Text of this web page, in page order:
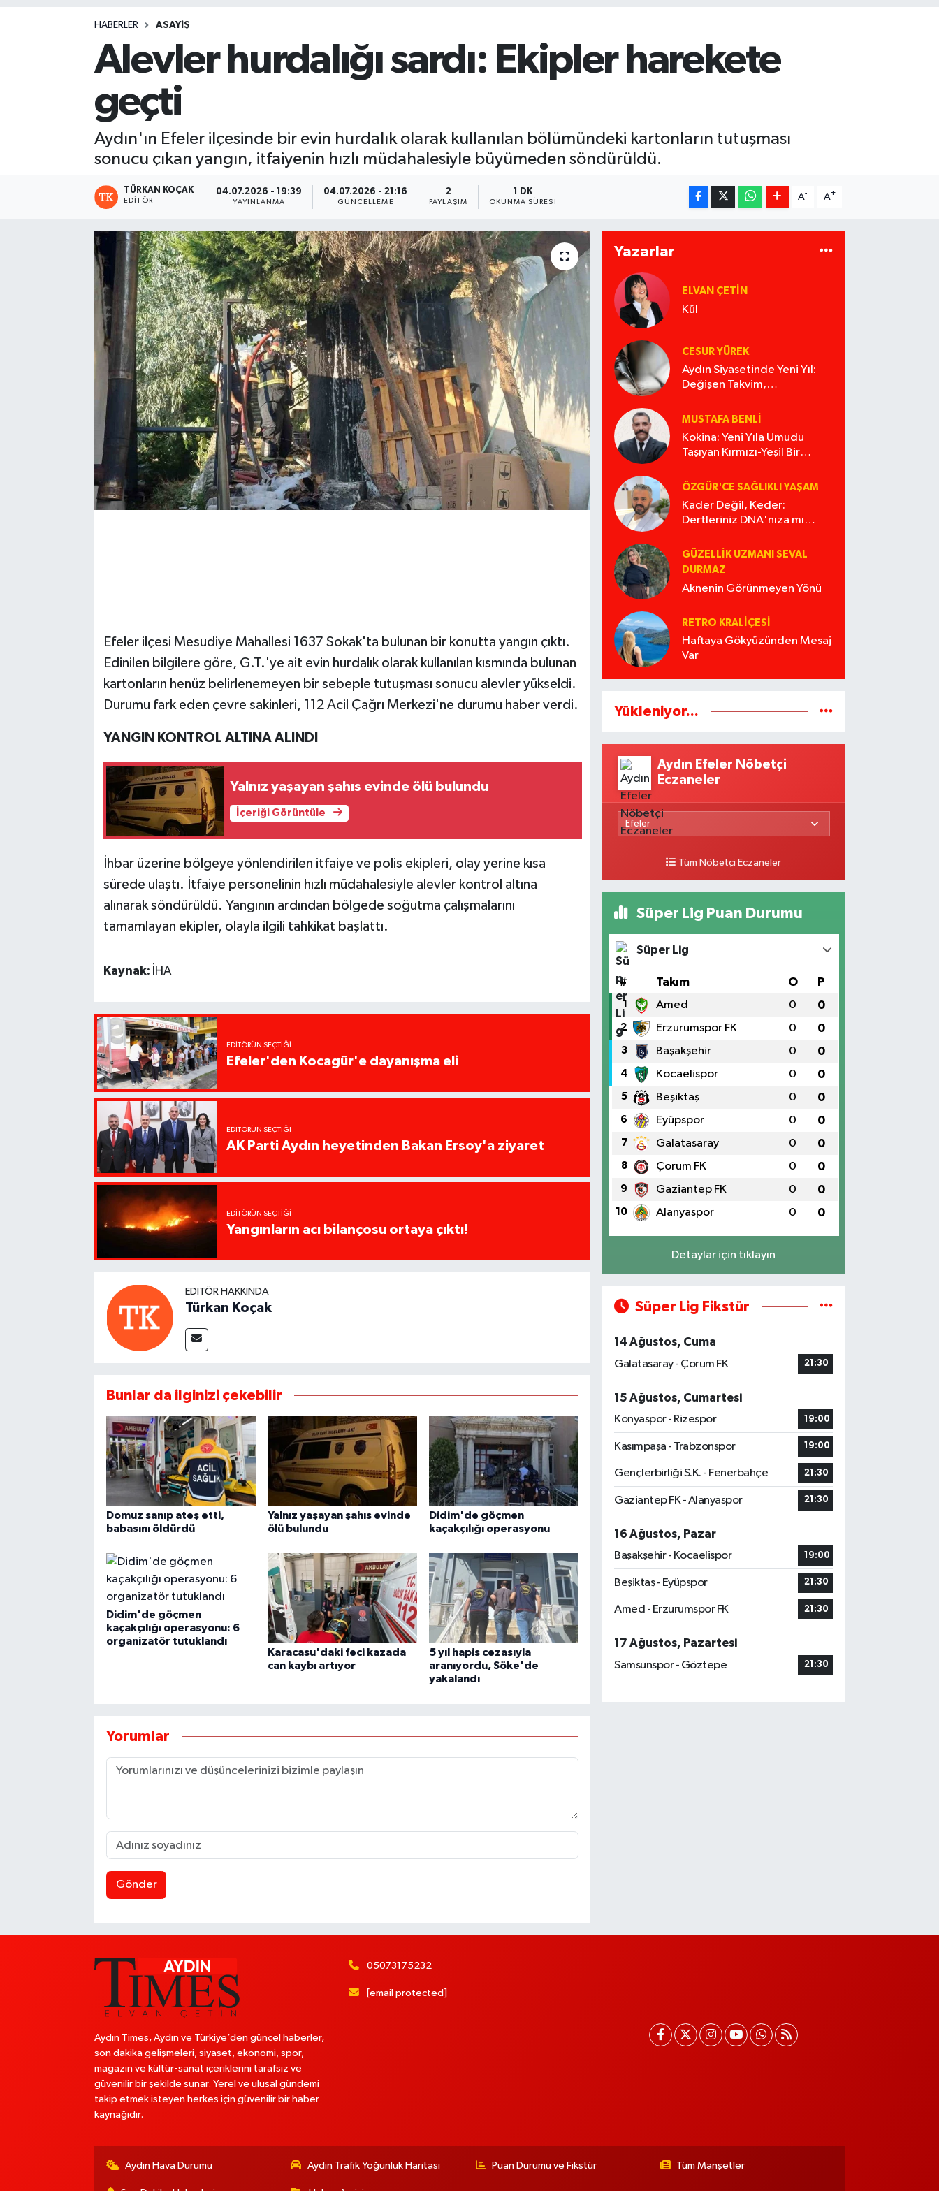
HABERLER ASAYIŞ
Alevler hurdalığı sardı: Ekipler harekete
geçti
Aydın'ın Efeler ilçesinde bir evin hurdalık olarak kullanılan bölümündeki kartonların tutuşması
sonucu çıkan yangın, itfaiyenin hızlı müdahalesiyle büyümeden söndürüldü.
TÜRKAN KOÇAK
EDITÖR
04.07.2026 - 19:39
YAYINLANMA
04.07.2026 - 21:16
GÜNCELLEME
2
PAYLAŞIM
1 DK
OKUNMA SÜRESI
A- A+
Efeler ilçesi Mesudiye Mahallesi 1637 Sokak'ta bulunan bir konutta yangın çıktı.
Edinilen bilgilere göre, G.T.'ye ait evin hurdalık olarak kullanılan kısmında bulunan
kartonların henüz belirlenemeyen bir sebeple tutuşması sonucu alevler yükseldi.
Durumu fark eden çevre sakinleri, 112 Acil Çağrı Merkezi'ne durumu haber verdi.
YANGIN KONTROL ALTINA ALINDI
Yalnız yaşayan şahıs evinde ölü bulundu
İçeriği Görüntüle
İhbar üzerine bölgeye yönlendirilen itfaiye ve polis ekipleri, olay yerine kısa
sürede ulaştı. İtfaiye personelinin hızlı müdahalesiyle alevler kontrol altına
alınarak söndürüldü. Yangının ardından bölgede soğutma çalışmalarını
tamamlayan ekipler, olayla ilgili tahkikat başlattı.
Kaynak: İHA
EDITÖRÜN SEÇTIĞI
Efeler'den Kocagür'e dayanışma eli
EDITÖRÜN SEÇTIĞI
AK Parti Aydın heyetinden Bakan Ersoy'a ziyaret
EDITÖRÜN SEÇTIĞI
Yangınların acı bilançosu ortaya çıktı!
EDITÖR HAKKINDA
Türkan Koçak
Bunlar da ilginizi çekebilir
Domuz sanıp ateş etti,
babasını öldürdü
Yalnız yaşayan şahıs evinde
ölü bulundu
Didim'de göçmen
kaçakçılığı operasyonu
Didim'de göçmen
kaçakçılığı operasyonu: 6
organizatör tutuklandı
Karacasu'daki feci kazada
can kaybı artıyor
5 yıl hapis cezasıyla
aranıyordu, Söke'de
yakalandı
Yorumlar
Gönder
Yazarlar
ELVAN ÇETIN
Kül
CESUR YÜREK
Aydın Siyasetinde Yeni Yıl:
Değişen Takvim,
MUSTAFA BENLI
Kokina: Yeni Yıla Umudu
Taşıyan Kırmızı-Yeşil Bir
ÖZGÜR'CE SAĞLIKLI YAŞAM
Kader Değil, Keder:
Dertleriniz DNA'nıza mı
GÜZELLIK UZMANI SEVAL
DURMAZ
Aknenin Görünmeyen Yönü
RETRO KRALIÇESI
Haftaya Gökyüzünden Mesaj
Var
Yükleniyor...
Aydın Efeler Nöbetçi
Eczaneler
Tüm Nöbetçi Eczaneler
Süper Lig Puan Durumu
Süper Lig
# Takım O P
1 Amed 0 0
2 Erzurumspor FK 0 0
3 Başakşehir 0 0
4 Kocaelispor 0 0
5 Beşiktaş 0 0
6 Eyüpspor 0 0
7 Galatasaray 0 0
8 Çorum FK 0 0
9 Gaziantep FK 0 0
10 Alanyaspor 0 0
Detaylar için tıklayın
Süper Lig Fikstür
14 Ağustos, Cuma
Galatasaray - Çorum FK
21:30
15 Ağustos, Cumartesi
Konyaspor - Rizespor
19:00
Kasımpaşa - Trabzonspor 19:00
Gençlerbirliği S.K. - Fenerbahçe 21:30
Gaziantep FK - Alanyaspor 21:30
16 Ağustos, Pazar
Başakşehir - Kocaelispor
19:00
Beşiktaş - Eyüpspor 21:30
Amed - Erzurumspor FK 21:30
17 Ağustos, Pazartesi
Samsunspor - Göztepe
21:30
Aydın Times, Aydın ve Türkiye’den güncel haberler,
son dakika gelişmeleri, siyaset, ekonomi, spor,
magazin ve kültür-sanat içeriklerini tarafsız ve
güvenilir bir şekilde sunar. Yerel ve ulusal gündemi
takip etmek isteyen herkes için güvenilir bir haber
kaynağıdır.
05073175232
[email protected]
Aydın Hava Durumu Aydın Trafik Yoğunluk Haritası Puan Durumu ve Fikstür Tüm Manşetler